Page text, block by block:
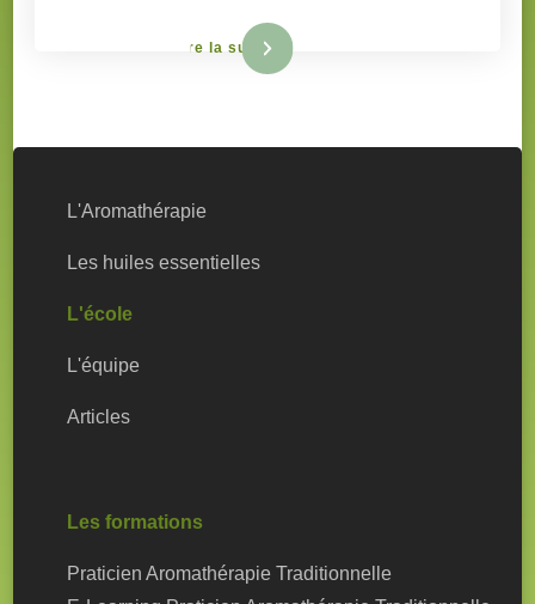
Lire la suite
L'Aromathérapie
Les huiles essentielles
L'école
L'équipe
Articles
Les formations
Praticien Aromathérapie Traditionnelle